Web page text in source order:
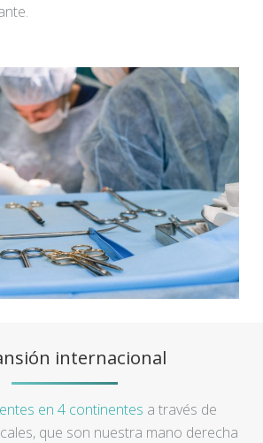
internacional
en 4 continentes a través de
que son nuestra mano derecha